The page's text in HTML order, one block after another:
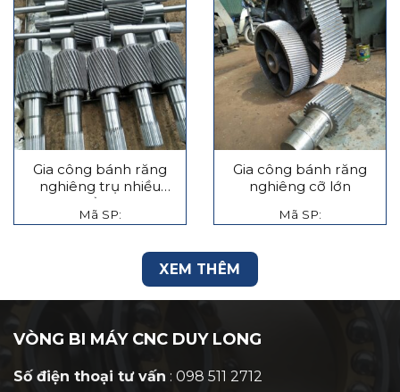
Gia công bánh răng
nghiêng trụ nhiều
tầng
Mã SP:
Gia công bánh răng
nghiêng cỡ lớn
Mã SP:
XEM THÊM
VÒNG BI MÁY CNC DUY LONG
Số điện thoại tư vấn : 098 511 2712